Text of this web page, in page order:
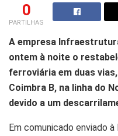
0
PARTILHAS
A empresa
ontem à noite o
ferroviária em duas
Coimbra B, na linha do
devido a um
Em comunicado enviado